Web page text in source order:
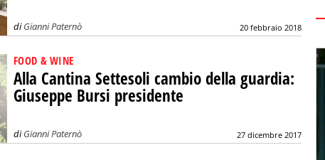
diGianni Paternò 20 febbraio 2018
FOOD & WINE
Alla Cantina Settesoli cambio della guardia:
Giuseppe Bursi presidente
diGianni Paternò 27 dicembre 2017